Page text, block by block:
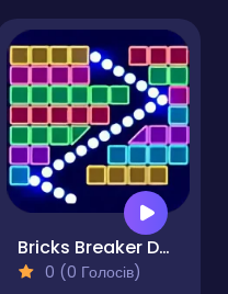
Bricks Breaker Deluxe
0 (0 Голосів)